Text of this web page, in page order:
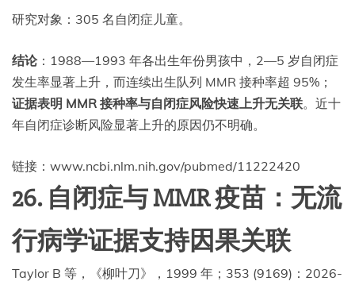
研究对象：305 名自闭症儿童。
结论：1988—1993 年各出生年份男孩中，2—5 岁自闭症
发生率显著上升，而连续出生队列 MMR 接种率超 95%；
证据表明 MMR 接种率与自闭症风险快速上升无关联。近十
年自闭症诊断风险显著上升的原因仍不明确。
链接：www.ncbi.nlm.nih.gov/pubmed/11222420
26. 自闭症与 MMR 疫苗：无流
行病学证据支持因果关联
Taylor B 等，《柳叶刀》，1999 年；353 (9169)：2026-